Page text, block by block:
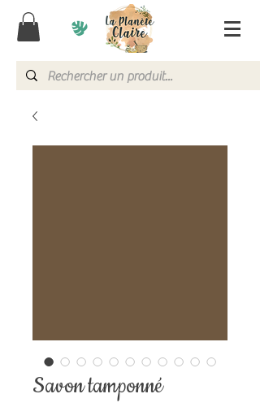
Savon tamponné